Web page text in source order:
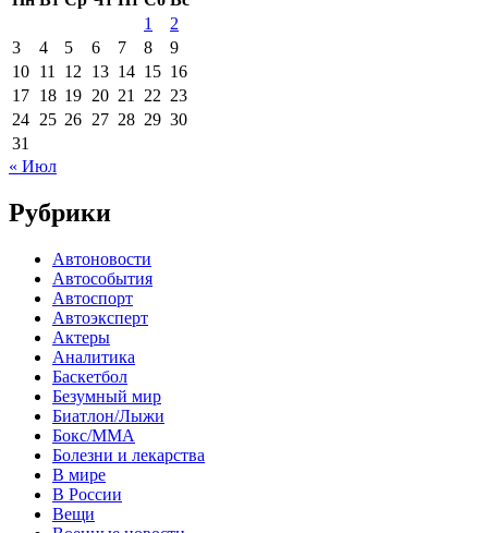
1
2
3
4 5 6 7 8
9
10 11 12 13 14 15 16
17 18 19 20 21 22 23
24 25 26 27 28 29 30
31
« Июл
Рубрики
Автоновости
Автособытия
Автоспорт
Автоэксперт
Актеры
Аналитика
Баскетбол
Безумный мир
Биатлон/Лыжи
Бокс/MMA
Болезни и лекарства
В мире
В России
Вещи